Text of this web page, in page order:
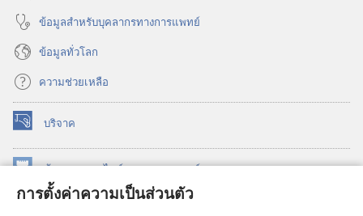
การตั้งค่าความเป็นส่วนตัว
ข้อมูล​สำหรับ​บุคลากร​ทาง​การ​แพทย์
ข้อมูล​ทั่ว​โลก
ความช่วยเหลือ
บริจาค
(เปิด
หน้าต่าง
ใหม่) ห้องสมุดออนไลน์ของวอชเทาเวอร์
หน้าต่าง
®